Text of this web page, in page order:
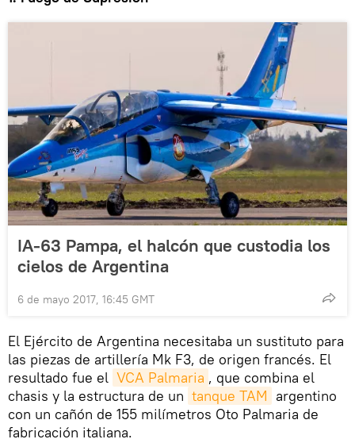
IA-63 Pampa, el halcón que custodia los
cielos de Argentina
6 de mayo 2017, 16:45 GMT
El Ejército de Argentina necesitaba un sustituto para
las piezas de artillería Mk F3, de origen francés. El
resultado fue el VCA Palmaria , que combina el
chasis y la estructura de un tanque TAM argentino
con un cañón de 155 milímetros Oto Palmaria de
fabricación italiana.